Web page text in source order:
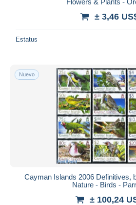
± 3,46
Estatus
Nuevo
Cayman Islands 2006 Definitives,
Nature - Birds -
± 100,24